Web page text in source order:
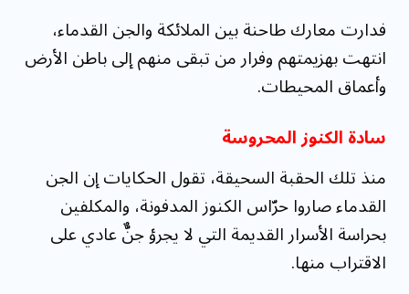
فدارت معارك طاحنة بين الملائكة والجن القدماء،
انتهت بهزيمتهم وفرار من تبقى منهم إلى باطن الأرض
وأعماق المحيطات.
سادة الكنوز المحروسة
منذ تلك الحقبة السحيقة، تقول الحكايات إن الجن
القدماء صاروا حرّاس الكنوز المدفونة، والمكلفين
بحراسة الأسرار القديمة التي لا يجرؤ جنٌّ عادي على
الاقتراب منها.